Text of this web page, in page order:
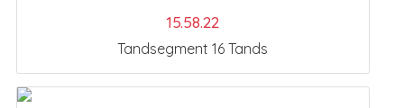
15.58.22
Tandsegment 16 Tands